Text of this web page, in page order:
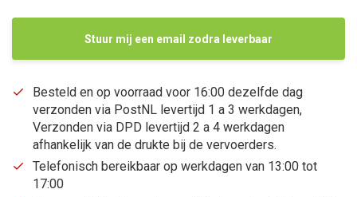
Stuur mij een email zodra leverbaar
Besteld en op voorraad voor 16:00 dezelfde dag
verzonden via PostNL levertijd 1 a 3 werkdagen,
Verzonden via DPD levertijd 2 a 4 werkdagen
afhankelijk van de drukte bij de vervoerders.
Telefonisch bereikbaar op werkdagen van 13:00 tot
17:00